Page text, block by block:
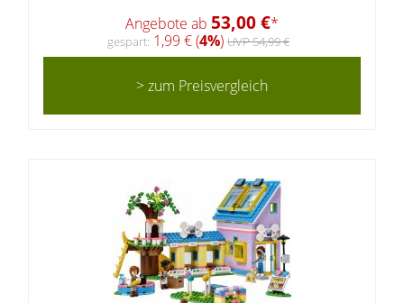
Angebote ab 53,00 €*
gespart: 1,99 € (4%) UVP 54,99 €
> zum Preisvergleich